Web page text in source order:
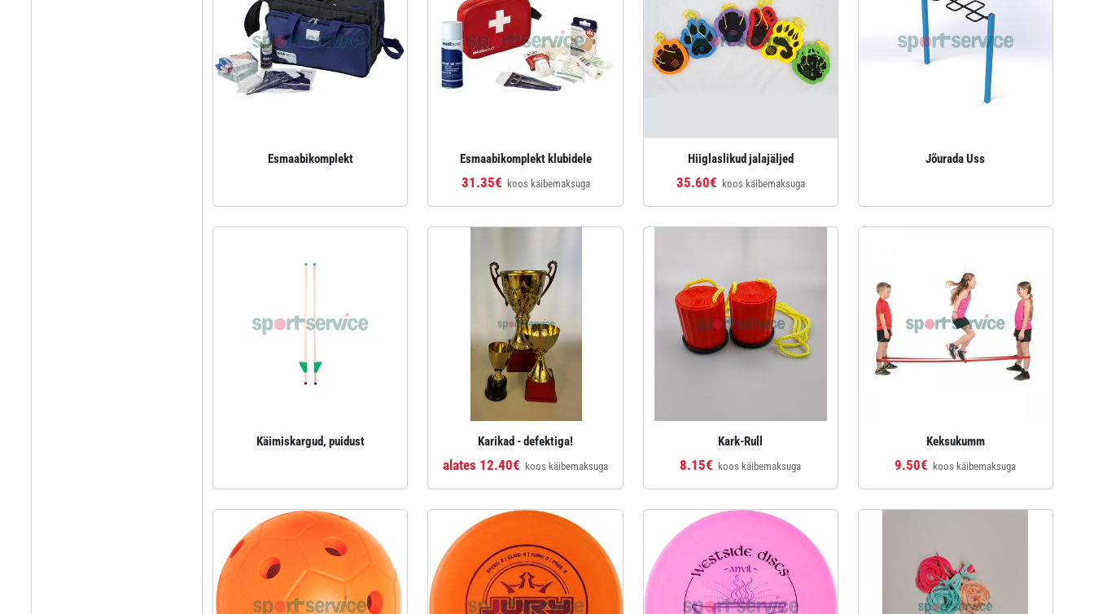
Esmaabikomplekt Esmaabikomplekt klubidele
31.35€ koos käibemaksuga
Hiiglaslikud jalajäljed
35.60€ koos käibemaksuga
Jõurada Uss
Käimiskargud, puidust Karikad - defektiga!
alates 12.40€ koos käibemaksuga
Kark-Rull
8.15€ koos käibemaksuga
Keksukumm
9.50€ koos käibemaksuga